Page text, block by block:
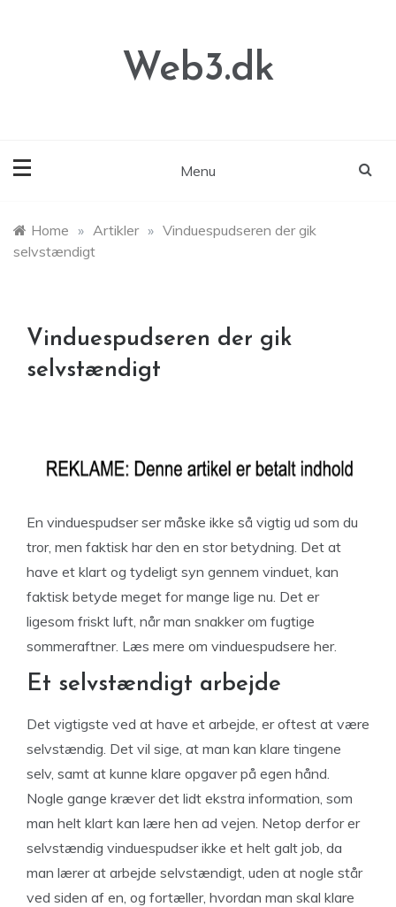
Web3.dk
Menu
Home » Artikler » Vinduespudseren der gik
selvstændigt
Vinduespudseren der gik
selvstændigt
En vinduespudser ser måske ikke så vigtig ud som du
tror, men faktisk har den en stor betydning. Det at
have et klart og tydeligt syn gennem vinduet, kan
faktisk betyde meget for mange lige nu. Det er
ligesom friskt luft, når man snakker om fugtige
sommeraftner. Læs mere om vinduespudsere her.
Et selvstændigt arbejde
Det vigtigste ved at have et arbejde, er oftest at være
selvstændig. Det vil sige, at man kan klare tingene
selv, samt at kunne klare opgaver på egen hånd.
Nogle gange kræver det lidt ekstra information, som
man helt klart kan lære hen ad vejen. Netop derfor er
selvstændig vinduespudser ikke et helt galt job, da
man lærer at arbejde selvstændigt, uden at nogle står
ved siden af en, og fortæller, hvordan man skal klare